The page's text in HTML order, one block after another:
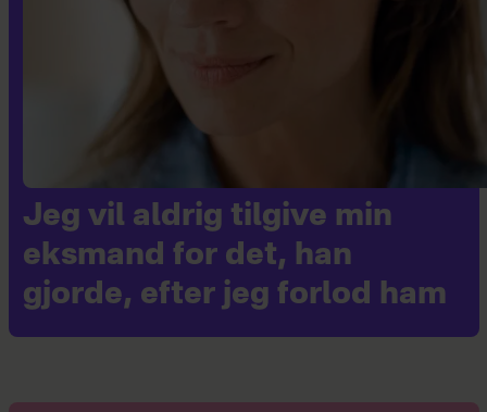
Jeg vil aldrig tilgive min
eksmand for det, han
gjorde, efter jeg forlod ham